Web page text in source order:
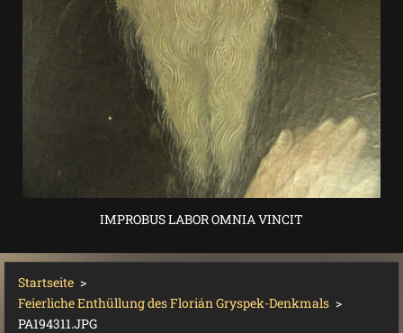
IMPROBUS LABOR OMNIA VINCIT
Startseite >
Feierliche Enthüllung des Florián Gryspek-Denkmals >
PA194311.JPG